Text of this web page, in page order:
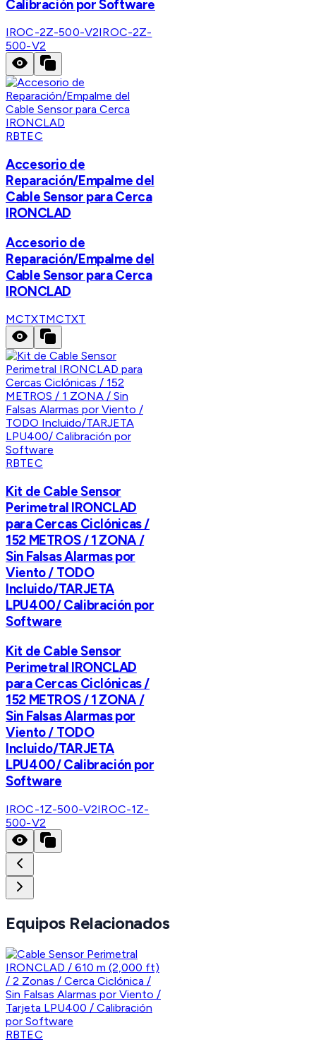
Calibración por Software
IROC-2Z-500-V2IROC-2Z-
500-V2
RBTEC
Accesorio de
Reparación/Empalme del
Cable Sensor para Cerca
IRONCLAD
Accesorio de
Reparación/Empalme del
Cable Sensor para Cerca
IRONCLAD
MCTXTMCTXT
RBTEC
Kit de Cable Sensor
Perimetral IRONCLAD
para Cercas Ciclónicas /
152 METROS / 1 ZONA /
Sin Falsas Alarmas por
Viento / TODO
Incluido/TARJETA
LPU400/ Calibración por
Software
Kit de Cable Sensor
Perimetral IRONCLAD
para Cercas Ciclónicas /
152 METROS / 1 ZONA /
Sin Falsas Alarmas por
Viento / TODO
Incluido/TARJETA
LPU400/ Calibración por
Software
IROC-1Z-500-V2IROC-1Z-
500-V2
Equipos Relacionados
RBTEC